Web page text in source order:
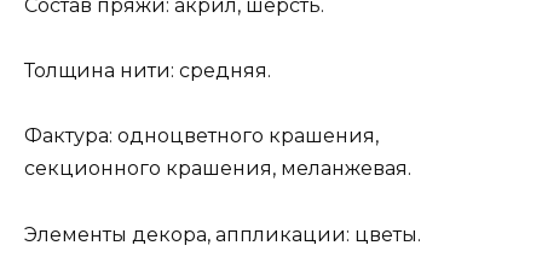
Состав пряжи: акрил, шерсть.
Толщина нити: средняя.
Фактура: одноцветного крашения,
секционного крашения, меланжевая.
Элементы декора, аппликации: цветы.